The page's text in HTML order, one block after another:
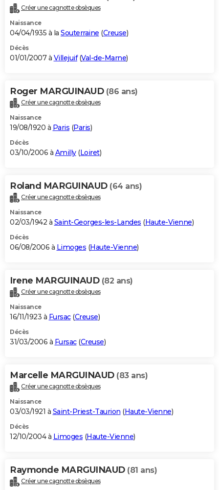
Créer une cagnotte obsèques
Naissance
04/04/1935 à la Souterraine (Creuse)
Décès
01/01/2007 à Villejuif(Val-de-Marne)
Roger MARGUINAUD (86 ans)
Créer une cagnotte obsèques
Naissance
19/08/1920 à Paris (Paris)
Décès
03/10/2006 à Amilly(Loiret)
Roland MARGUINAUD (64 ans)
Créer une cagnotte obsèques
Naissance
02/03/1942 à Saint-Georges-les-Landes (Haute-Vienne)
Décès
06/08/2006 à Limoges (Haute-Vienne)
Irene MARGUINAUD (82 ans)
Créer une cagnotte obsèques
Naissance
16/11/1923 à Fursac(Creuse)
Décès
31/03/2006 à Fursac(Creuse)
Marcelle MARGUINAUD (83 ans)
Créer une cagnotte obsèques
Naissance
03/03/1921 à Saint-Priest-Taurion (Haute-Vienne)
Décès
12/10/2004 à Limoges (Haute-Vienne)
Raymonde MARGUINAUD (81 ans)
Créer une cagnotte obsèques